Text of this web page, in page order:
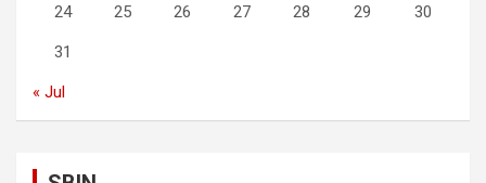
24 25 26 27 28 29 30
31
« Jul